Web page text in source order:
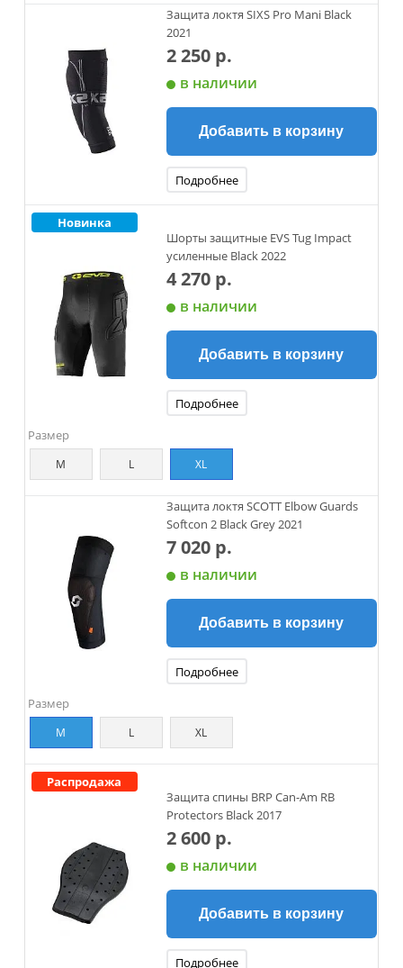
Защита локтя SIXS Pro Mani Black
2021
2 250 р.
в наличии
Добавить в корзину
Подробнее
Новинка
Шорты защитные EVS Tug Impact
усиленные Black 2022
4 270 р.
в наличии
Добавить в корзину
Подробнее
Размер
M L XL
Защита локтя SCOTT Elbow Guards
Softcon 2 Black Grey 2021
7 020 р.
в наличии
Добавить в корзину
Подробнее
Размер
M L XL
Распродажа
Защита спины BRP Can-Am RB
Protectors Black 2017
2 600 р.
в наличии
Добавить в корзину
Подробнее